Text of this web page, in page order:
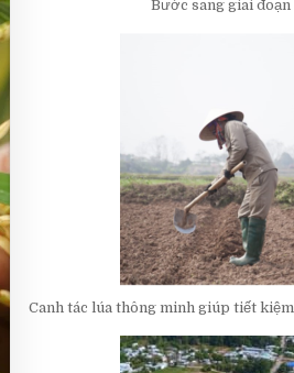
Bước sang giai
Canh tác lúa thông minh giúp tiết